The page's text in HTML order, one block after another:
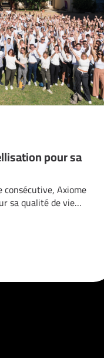
pour sa
Axiome
sa qualité de vie…